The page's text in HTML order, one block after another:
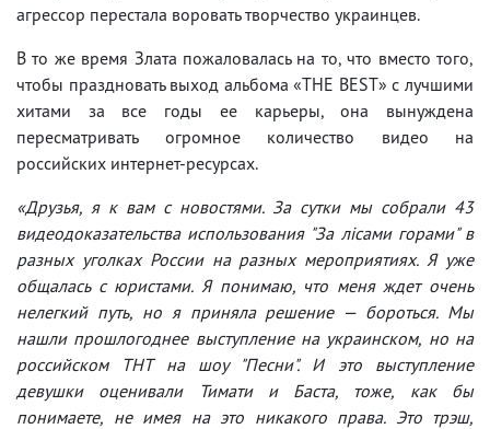
агрессор перестала воровать творчество украинцев.
В то же время Злата пожаловалась на то, что вместо того,
чтобы праздновать выход альбома «THE BEST» с лучшими
хитами за все годы ее карьеры, она вынуждена
пересматривать огромное количество видео на
российских интернет-ресурсах.
«Друзья, я к вам с новостями. За сутки мы собрали 43
видеодоказательства использования "За лісами горами" в
разных уголках России на разных мероприятиях. Я уже
общалась с юристами. Я понимаю, что меня ждет очень
нелегкий путь, но я приняла решение — бороться. Мы
нашли прошлогоднее выступление на украинском, но на
российском ТНТ на шоу "Песни". И это выступление
девушки оценивали Тимати и Баста, тоже, как бы
понимаете, не имея на это никакого права. Это трэш,